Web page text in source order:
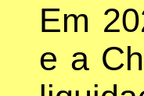
Em
e a